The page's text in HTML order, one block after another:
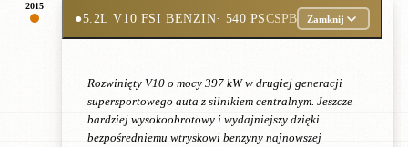
2015
●5.2L V10 FSI BENZIN· 540 PSCSPB Zamknij
Rozwinięty V10 o mocy 397 kW w drugiej generacji
supersportowego auta z silnikiem centralnym. Jeszcze
bardziej wysokoobrotowy i wydajniejszy dzięki
bezpośredniemu wtryskowi benzyny najnowszej